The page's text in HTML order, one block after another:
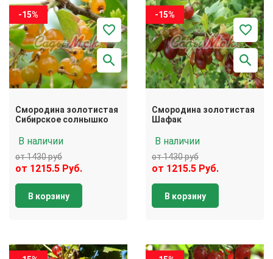
-15%
Смородина золотистая
Сибирское солнышко
В наличии
от 1430 руб
от 1215.5 Руб.
В корзину
-15%
Смородина золотистая
Шафак
В наличии
от 1430 руб
от 1215.5 Руб.
В корзину